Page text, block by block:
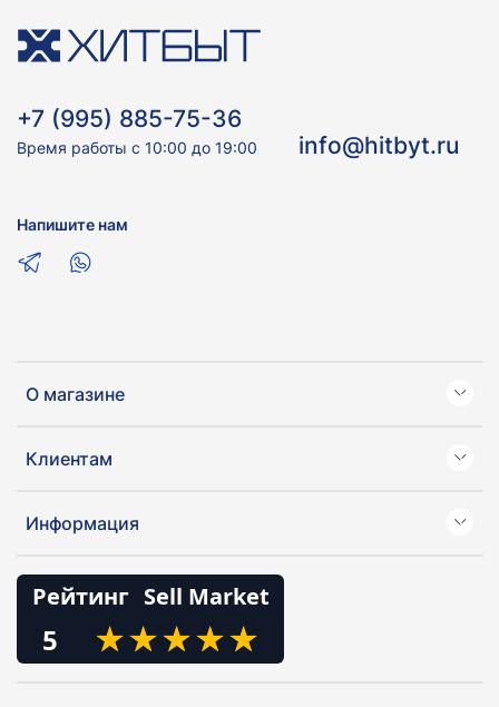
О магазине
Клиентам
Информация
Рейтинг Sell Market
5 ★
★★
★★
★★
★★
★
+7 (995) 885-75-36
Время работы с 10:00 до 19:00 info@hitbyt.ru
Напишите нам